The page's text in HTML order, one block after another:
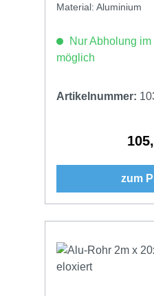
Material: Aluminium
Nur Abholung
möglich
Artikelnummer:
zum